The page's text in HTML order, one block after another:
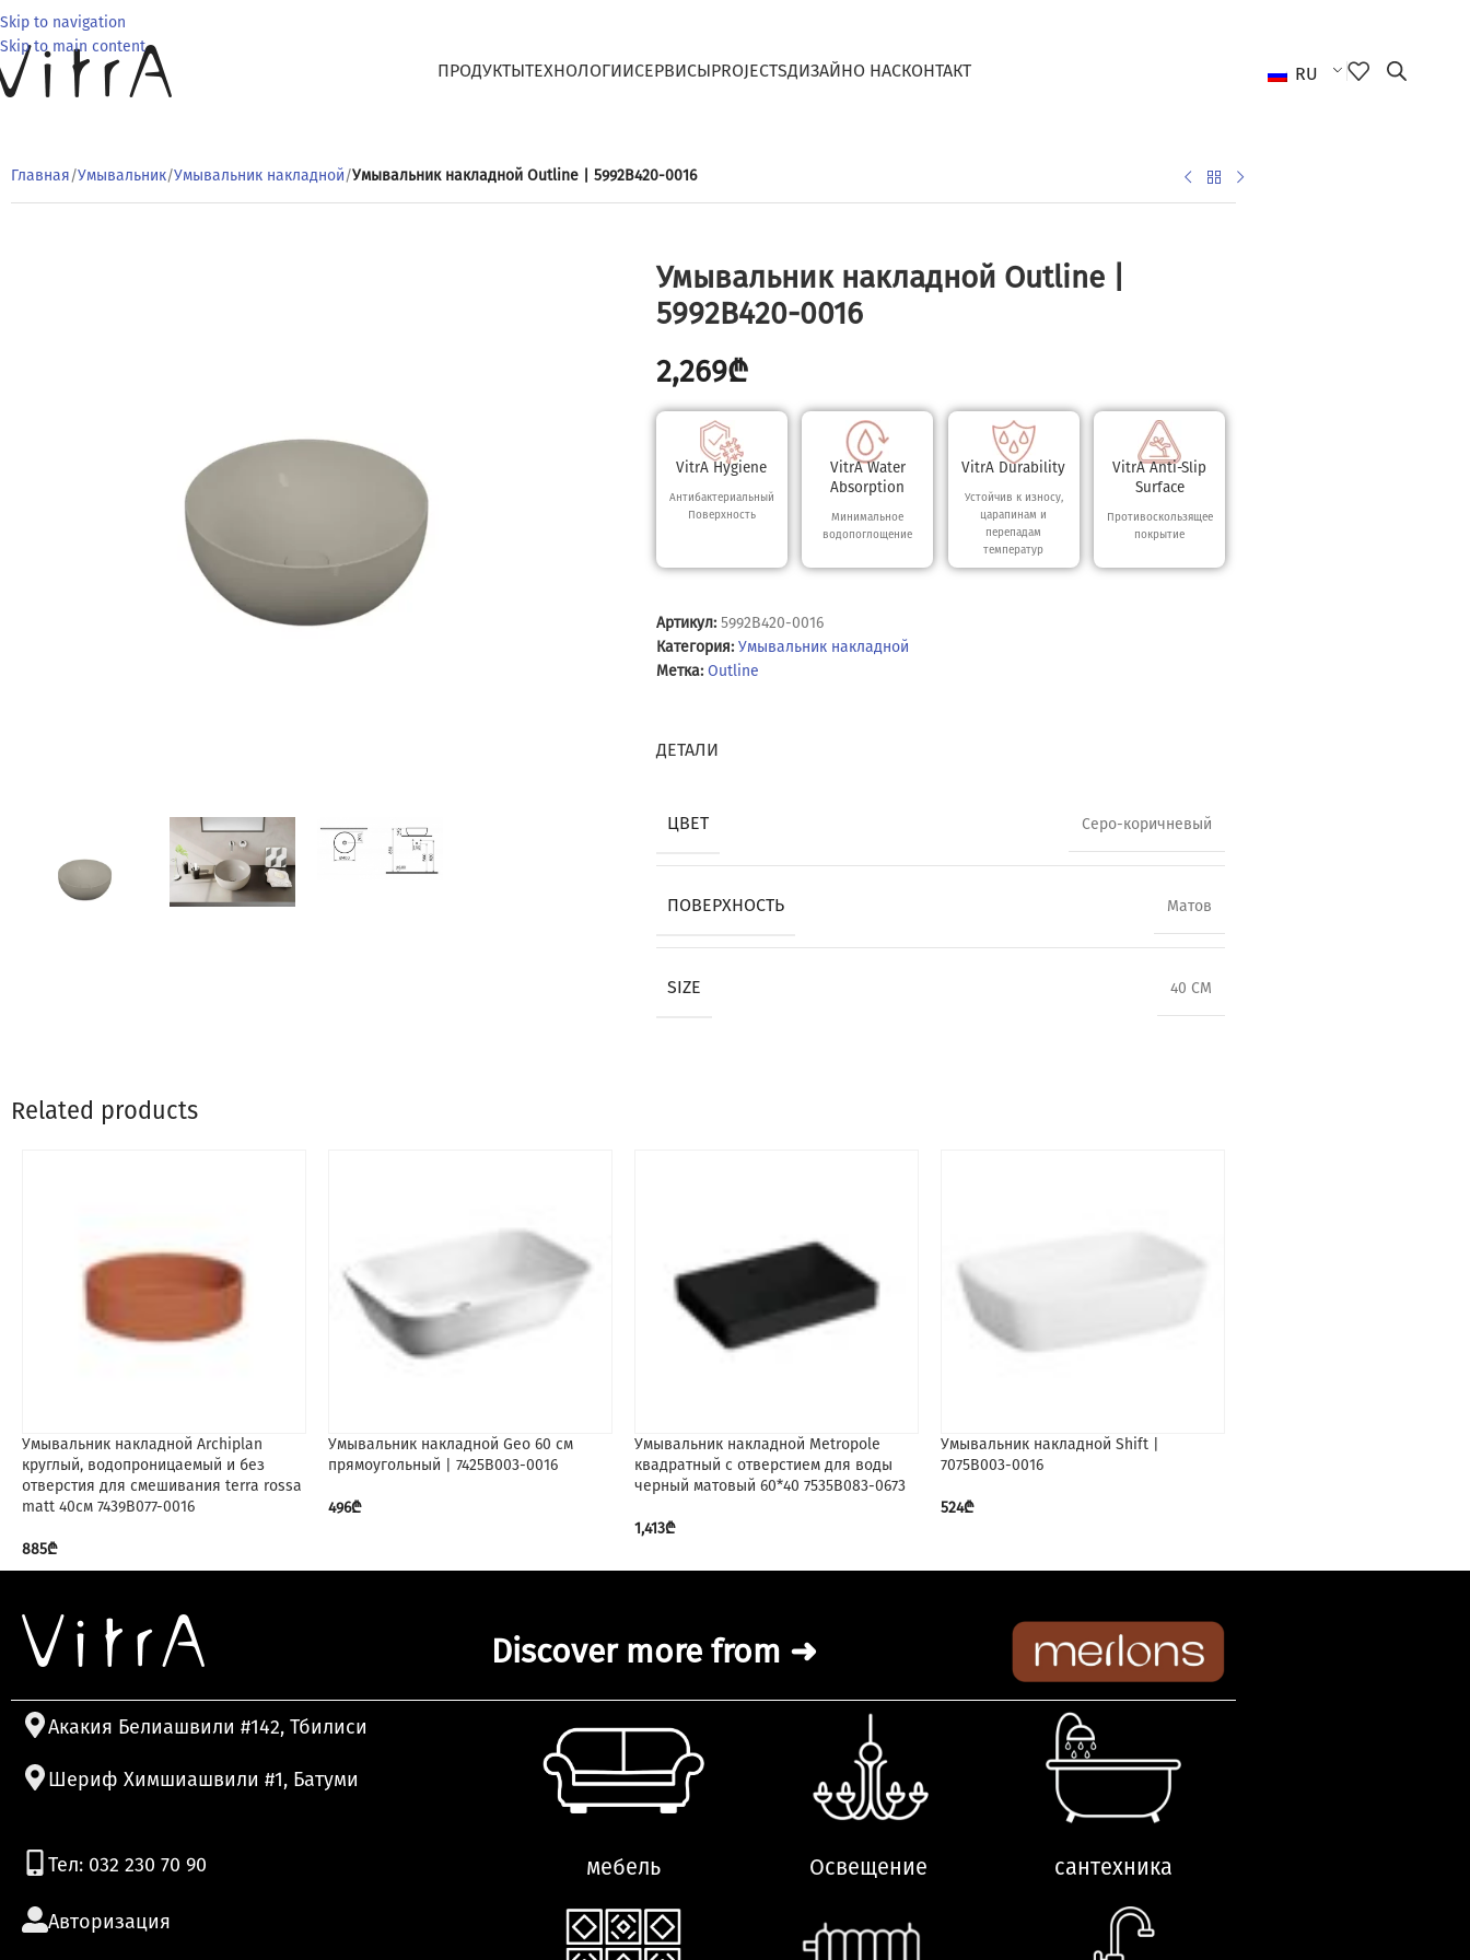
Skip to navigation
Skip to main content
ПРОДУКТЫТЕХНОЛОГИИСЕРВИСЫPROJECTSДИЗАЙНO НАСКОНТАКТ RU
Главная/Умывальник/Умывальник накладной/Умывальник накладной Outline | 5992B420-0016
Умывальник накладной Outline |
5992B420-0016
2,269₾
VitrA Hygiene
Антибактериальный
Поверхность
VitrA Water
Absorption
Минимальное
водопоглощение
VitrA Durability
Устойчив к износу,
царапинам и
перепадам
температур
VitrA Anti-Slip
Surface
Противоскользящее
покрытие
Артикул: 5992B420-0016
Категория: Умывальник накладной
Метка: Outline
ДЕТАЛИ
ЦВЕТ Серо-коричневый
ПОВЕРХНОСТЬ Матов
SIZE 40 CM
Related products
Умывальник накладной Archiplan
круглый, водопроницаемый и без
отверстия для смешивания terra rossa
matt 40см 7439B077-0016
885₾
Умывальник накладной Geo 60 см
прямоугольный | 7425B003-0016
496₾
Умывальник накладной Metropole
квадратный с отверстием для воды
черный матовый 60*40 7535B083-0673
1,413₾
Умывальник накладной Shift |
7075B003-0016
524₾
Discover more from ➜
Акакия Белиашвили #142, Тбилиси
Шериф Химшиашвили #1, Батуми
Тел: 032 230 70 90 мебель Освещение сантехника
Авторизация